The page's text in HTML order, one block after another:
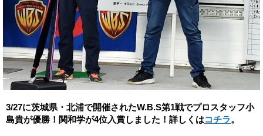
3/27に茨城県・北浦で開催されたW.B.S第1戦でプロスタッフ小
島貴が優勝！関和学が4位入賞しました！詳しくはコチラ。